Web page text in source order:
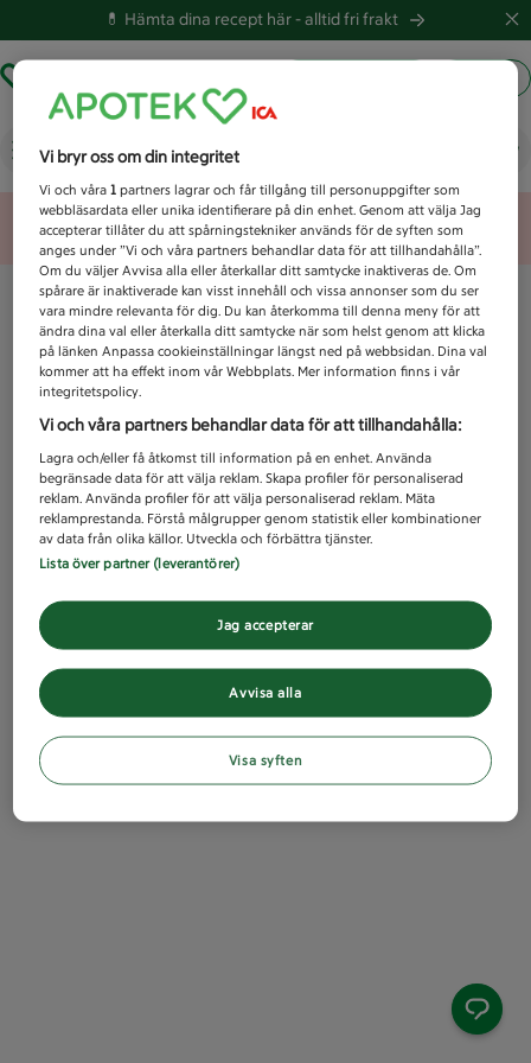
💊 Hämta dina recept här -alltid fri frakt
Vad letar du efter idag?
Unknown error
Vi bryr oss om din integritet
Vi och våra1 partners lagrar och får tillgång till personuppgifter som
webbläsardata eller unika identifierare på din enhet. Genom att välja Jag
accepterar tillåter du att spårningstekniker används för de syften som
anges under ”Vi och våra partners behandlar data för att tillhandahålla”.
Om du väljer Avvisa alla eller återkallar ditt samtycke inaktiveras de. Om
spårare är inaktiverade kan visst innehåll och vissa annonser som du ser
vara mindre relevanta för dig. Du kan återkomma till denna meny för att
ändra dina val eller återkalla ditt samtycke när som helst genom att klicka
på länken Anpassa cookieinställningar längst ned på webbsidan. Dina val
kommer att ha effekt inom vår Webbplats. Mer information finns i vår
integritetspolicy.
Vi och våra partners behandlar data för att tillhandahålla:
Lagra och/eller få åtkomst till information på en enhet. Använda
begränsade data för att välja reklam. Skapa profiler för personaliserad
reklam. Använda profiler för att välja personaliserad reklam. Mäta
reklamprestanda. Förstå målgrupper genom statistik eller kombinationer
av data från olika källor. Utveckla och förbättra tjänster.
Lista över partner (leverantörer)
Avvisa alla
Jag accepterar
Visa syften